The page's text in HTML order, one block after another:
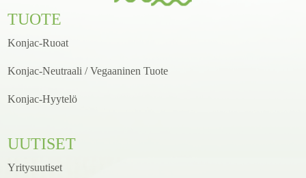
TUOTE
Konjac-Ruoat
Konjac-Neutraali / Vegaaninen Tuote
Konjac-Hyytelö
UUTISET
Yritysuutiset